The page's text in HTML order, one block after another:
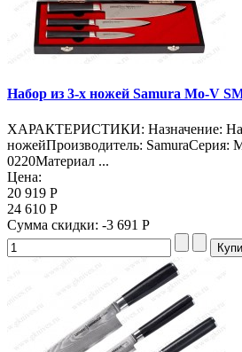
Набор из 3-х ножей Samura Mo-V
ХАРАКТЕРИСТИКИ: Назначение:
ножейПроизводитель: SamuraСерия:
0220Материал ...
Цена:
20 919 Р
24 610 Р
Сумма скидки: -3 691 Р